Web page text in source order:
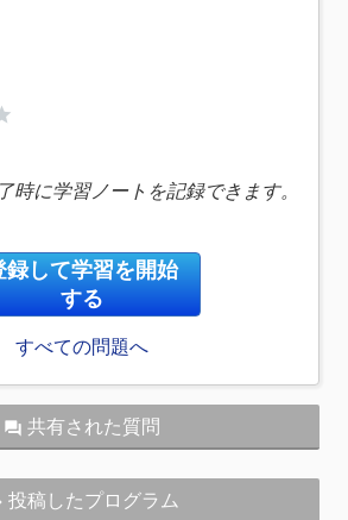
時に学習ノートを記録できます。
録して学習を開始
する
すべての問題へ
question_answer 共有された質問
投稿したプログラム